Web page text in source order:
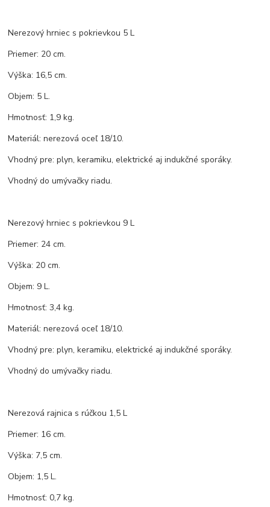
Nerezový hrniec s pokrievkou 5 L
Priemer: 20 cm.
Výška: 16,5 cm.
Objem: 5 L.
Hmotnosť: 1,9 kg.
Materiál: nerezová oceľ 18/10.
Vhodný pre: plyn, keramiku, elektrické aj indukčné sporáky.
Vhodný do umývačky riadu.
Nerezový hrniec s pokrievkou 9 L
Priemer: 24 cm.
Výška: 20 cm.
Objem: 9 L.
Hmotnosť: 3,4 kg.
Materiál: nerezová oceľ 18/10.
Vhodný pre: plyn, keramiku, elektrické aj indukčné sporáky.
Vhodný do umývačky riadu.
Nerezová rajnica s rúčkou 1,5 L
Priemer: 16 cm.
Výška: 7,5 cm.
Objem: 1,5 L.
Hmotnosť: 0,7 kg.